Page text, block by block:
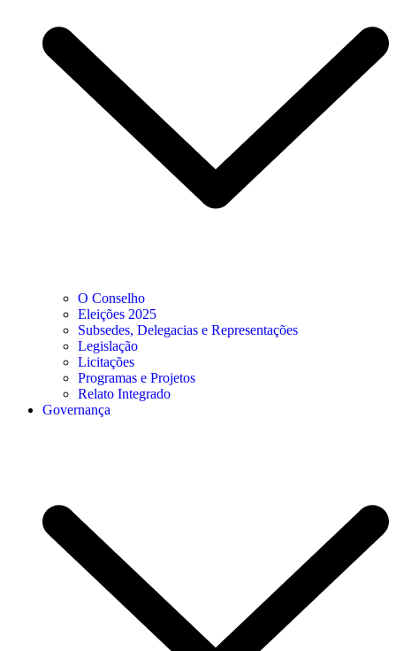
O Conselho
Eleições 2025
Subsedes, Delegacias e Representações
Legislação
Licitações
Programas e Projetos
Relato Integrado
Governança